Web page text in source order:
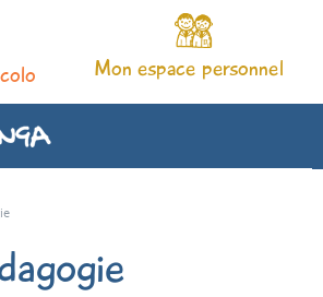
Mon espace personnel
Nos séjours